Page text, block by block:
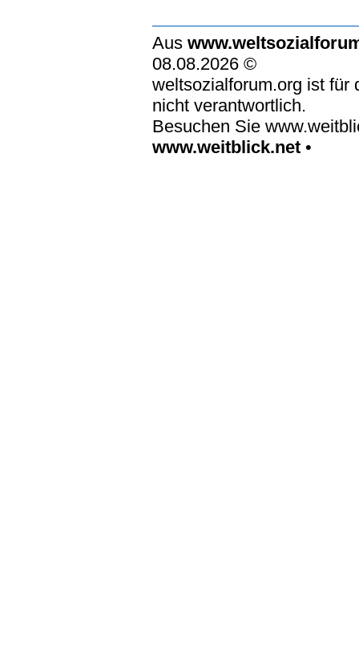
Aus
08.08.2026 ©
weltsozialforum.org ist für
nicht verantwortlich.
Besuchen Sie
www.weitblick.net •